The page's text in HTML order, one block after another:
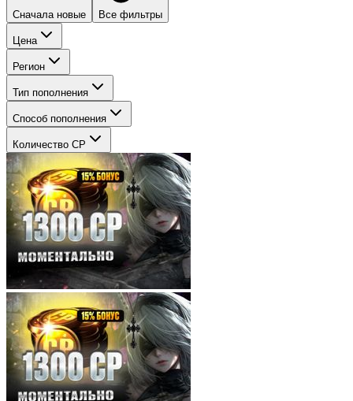
Сначала новые Все фильтры
Цена
Регион
Тип пополнения
Способ пополнения
Количество CP